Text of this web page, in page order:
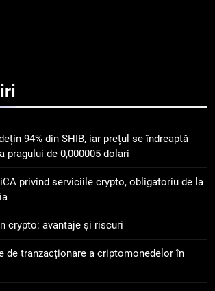
criptomonedelor în 2026
INFO
pierdut jumătate din aceștia
puțin de 24 de ore
Banii digitali și arhitectura
încrederii: O nouă viziune asupra
WhiteBIT și FC Barcelona
94% din SHIB, iar prețul se îndreaptă
pragului de 0,000005 dolari
privind serviciile crypto, obligatoriu de la
crypto: avantaje și riscuri
de tranzacționare a criptomonedelor în